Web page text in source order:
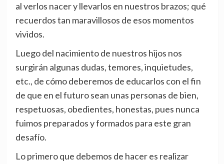
al verlos nacer y llevarlos en nuestros brazos; qué
recuerdos tan maravillosos de esos momentos
vividos.
Luego del nacimiento de nuestros hijos nos
surgirán algunas dudas, temores, inquietudes,
etc., de cómo deberemos de educarlos con el fin
de que en el futuro sean unas personas de bien,
respetuosas, obedientes, honestas, pues nunca
fuimos preparados y formados para este gran
desafío.
Lo primero que debemos de hacer es realizar